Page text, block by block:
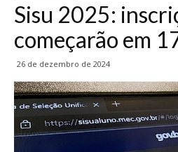
Sisu 2025:
começarão em
26 de dezembro de 2024